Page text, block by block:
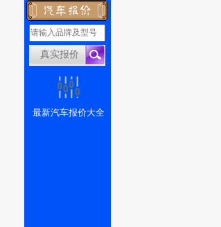
最新汽车报价大全